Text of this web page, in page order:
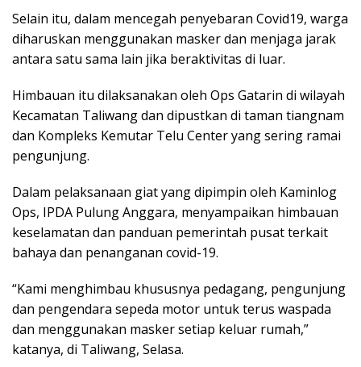
Selain itu, dalam mencegah penyebaran Covid19, warga
diharuskan menggunakan masker dan menjaga jarak
antara satu sama lain jika beraktivitas di luar.
Himbauan itu dilaksanakan oleh Ops Gatarin di wilayah
Kecamatan Taliwang dan dipustkan di taman tiangnam
dan Kompleks Kemutar Telu Center yang sering ramai
pengunjung.
Dalam pelaksanaan giat yang dipimpin oleh Kaminlog
Ops, IPDA Pulung Anggara, menyampaikan himbauan
keselamatan dan panduan pemerintah pusat terkait
bahaya dan penanganan covid-19.
“Kami menghimbau khususnya pedagang, pengunjung
dan pengendara sepeda motor untuk terus waspada
dan menggunakan masker setiap keluar rumah,”
katanya, di Taliwang, Selasa.